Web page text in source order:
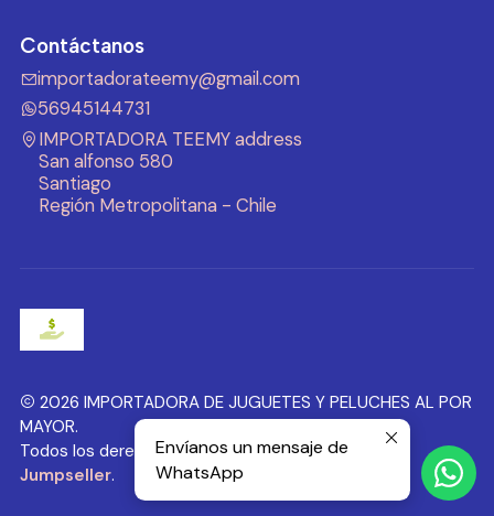
Contáctanos
importadorateemy@gmail.com
56945144731
IMPORTADORA TEEMY address
San alfonso 580
Santiago
Región Metropolitana - Chile
2026 IMPORTADORA DE JUGUETES Y PELUCHES AL POR
MAYOR.
Todos los derechos reservados.Desarrollado por
Jumpseller.
Envíanos un mensaje de
WhatsApp